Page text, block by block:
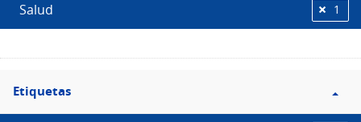
Salud 1
Filtro
Etiquetas
Etiquetas